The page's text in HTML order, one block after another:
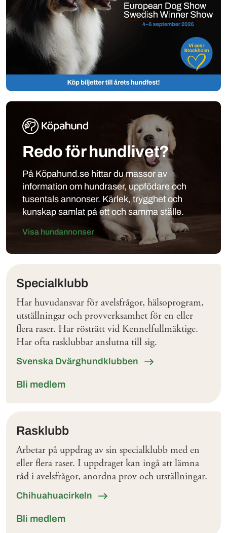
Redo för hundlivet?
På Köpahund.se hittar du massor av
information om hundraser, uppfödare och
tusentals annonser. Kärlek, trygghet och
kunskap samlat på ett och samma ställe.
Visa hundannonser
Specialklubb
Har huvudansvar för avelsfrågor, hälsoprogram,
utställningar och provverksamhet för en eller
flera raser. Har rösträtt vid Kennelfullmäktige.
Har ofta rasklubbar anslutna till sig.
Svenska Dvärghundklubben
Bli medlem
Rasklubb
Arbetar på uppdrag av sin specialklubb med en
eller flera raser. I uppdraget kan ingå att lämna
råd i avelsfrågor, anordna prov och utställningar.
Chihuahuacirkeln
Bli medlem